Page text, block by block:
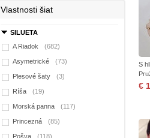
Vlastnosti šiat
SILUETA
A Riadok
(682)
Asymetrické (73)
Plesové šaty (3)
Ríša (19)
Morská panna (117)
Princezná (85)
Pošva (118)
S
€